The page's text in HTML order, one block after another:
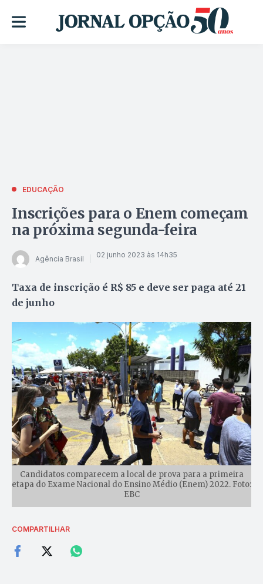
EDUCAÇÃO
Inscrições para o Enem começam
na próxima segunda-feira
Agência Brasil 02 junho 2023 às 14h35
Taxa de inscrição é R$ 85 e deve ser paga até 21
de junho
Candidatos comparecem a local de prova para a primeira
etapa do Exame Nacional do Ensino Médio (Enem) 2022. Foto:
EBC
COMPARTILHAR